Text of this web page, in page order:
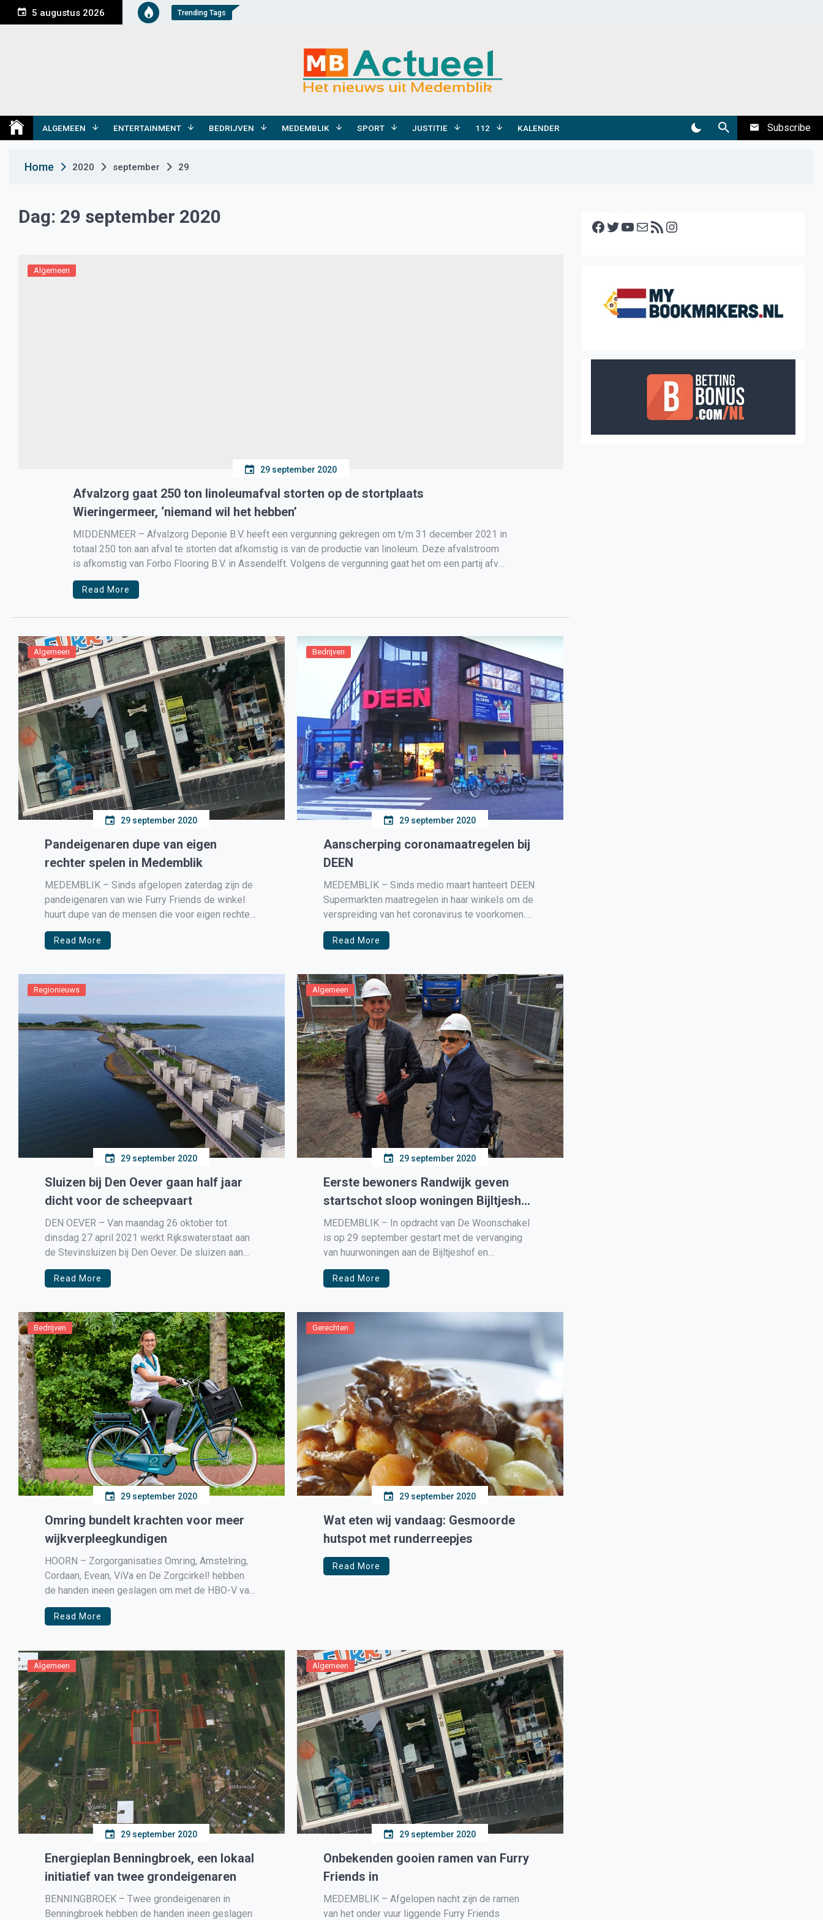
n
e
5 augustus 2026 Trending Tags
Medemblik Actueel
ALGEMEEN ENTERTAINMENT BEDRIJVEN MEDEMBLIK SPORT JUSTITIE 112 KALENDER Subscribe
Home 2020 september 29
Dag: 29 september 2020
Algemeen
29 september 2020
Afvalzorg gaat 250 ton linoleumafval storten op de stortplaats
Wieringermeer, ‘niemand wil het hebben’
MIDDENMEER – Afvalzorg Deponie B.V. heeft een vergunning gekregen om t/m 31 december 2021 in
totaal 250 ton aan afval te storten dat afkomstig is van de productie van linoleum. Deze afvalstroom
is afkomstig van Forbo Flooring B.V. in Assendelft. Volgens de vergunning gaat het om een partij afval
waarvoor […]
Read More
Algemeen
29 september 2020
Pandeigenaren dupe van eigen
rechter spelen in Medemblik
MEDEMBLIK – Sinds afgelopen zaterdag zijn de
pandeigenaren van wie Furry Friends de winkel
huurt dupe van de mensen die voor eigen rechter
spelen. Na eerst ramen die beklad waren met
stratenmakers verf, was het afgelopen nacht de
blijven de gemoederen hoog op […]
Read More
Bedrijven
29 september 2020
Aanscherping coronamaatregelen bij
DEEN
MEDEMBLIK – Sinds medio maart hanteert DEEN
Supermarkten maatregelen in haar winkels om de
verspreiding van het coronavirus te voorkomen.
Ze houden 1,5 meter afstand, hanteren een actief
deurbeleid en maken zoveel mogelijk de
aanleiding van de persconferentie van premier
Rutte en de Amsterdamse […]
Read More
Regionieuws
29 september 2020
Sluizen bij Den Oever gaan half jaar
dicht voor de scheepvaart
DEN OEVER – Van maandag 26 oktober tot
dinsdag 27 april 2021 werkt Rijkswaterstaat aan
de Stevinsluizen bij Den Oever. De sluizen aan
het begin van de Afsluitdijk zijn dicht voor alle
boten en schepen. Scheepsverkeer moet
Kornwerderzand. Houd rekening met extra vaartijd
en langere […]
Read More
Algemeen
29 september 2020
Eerste bewoners Randwijk geven
startschot sloop woningen Bijltjeshof
en Kuipershof
MEDEMBLIK – In opdracht van De Woonschakel
is op 29 september gestart met de vervanging
van huurwoningen aan de Bijltjeshof en
Kuipershof in Medemblik. Het startschot voor de
sloop van de 16 huidige woningen werd
Wim Meyer en mevrouw Prins-Kruizinga. De heer
Meyer […]
Read More
Bedrijven
29 september 2020
Omring bundelt krachten voor meer
wijkverpleegkundigen
HOORN – Zorgorganisaties Omring, Amstelring,
Cordaan, Evean, ViVa en De Zorgcirkel! hebben
de handen ineen geslagen om met de HBO-V van
de Hogeschool van Amsterdam een duale
afstudeerrichting Wijkverpleegkundige Zorg te
wijkverpleegkundigen op te leiden, zodat
thuiswonende ouderen ook in de toekomst […]
Read More
Gerechten
29 september 2020
Wat eten wij vandaag: Gesmoorde
hutspot met runderreepjes
Read More
Algemeen
29 september 2020
Energieplan Benningbroek, een lokaal
initiatief van twee grondeigenaren
BENNINGBROEK – Twee grondeigenaren in
Benningbroek hebben de handen ineen geslagen
Algemeen
29 september 2020
Onbekenden gooien ramen van Furry
Friends in
MEDEMBLIK – Afgelopen nacht zijn de ramen
van het onder vuur liggende Furry Friends
Facebook Twitter YouTube E-mail RSS feed